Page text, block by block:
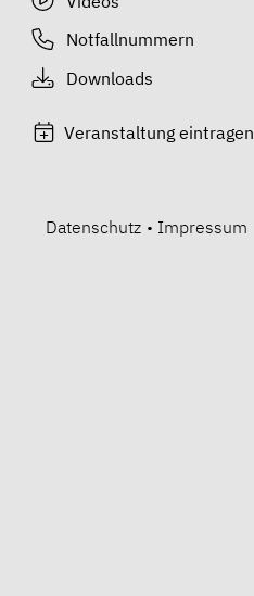
Notfallnummern
Downloads
Veranstaltung eintragen
Datenschutz • Impressum